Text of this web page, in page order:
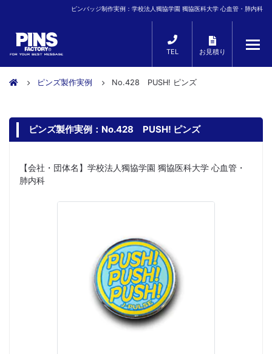
ピンバッジ制作実例：学校法人獨協学園 獨協医科大学 心血管・肺内科
TEL お見積り
ピンズ製作実例 No.428 PUSH! ピンズ
ピンズ製作実例：No.428 PUSH! ピンズ
【会社・団体名】学校法人獨協学園 獨協医科大学 心血管・
肺内科